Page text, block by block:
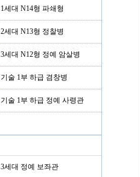
1세대 N14형 파쇄형
2세대 N13형 정찰병
3세대 N12형 정예 암살병
기술 1부 하급 겸창병
기술 1부 하급 정예 사령관
3세대 정예 보좌관